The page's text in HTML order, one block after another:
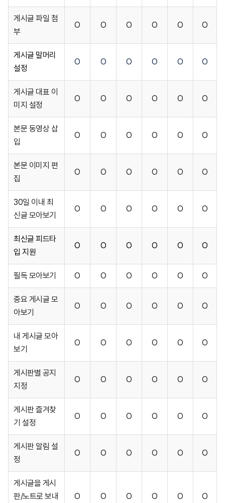
게시글 파일 첨
부
O O O O O O
게시글 말머리
설정
O O O O O O
게시글 대표 이
미지 설정
O O O O O O
본문 동영상 삽
입
O O O O O O
본문 이미지 편
집
O O O O O O
30일 이내 최
신글 모아보기
O O O O O O
최신글 피드타
입 지원
O O O O O O
필독 모아보기 O O O O O O
중요 게시글 모
아보기
O O O O O O
내 게시글 모아
보기
O O O O O O
게시판별 공지
지정
O O O O O O
게시판 즐겨찾
기 설정
O O O O O O
게시판 알림 설
정
O O O O O O
게시글을 게시
판/노트로 보내
O O O O O O